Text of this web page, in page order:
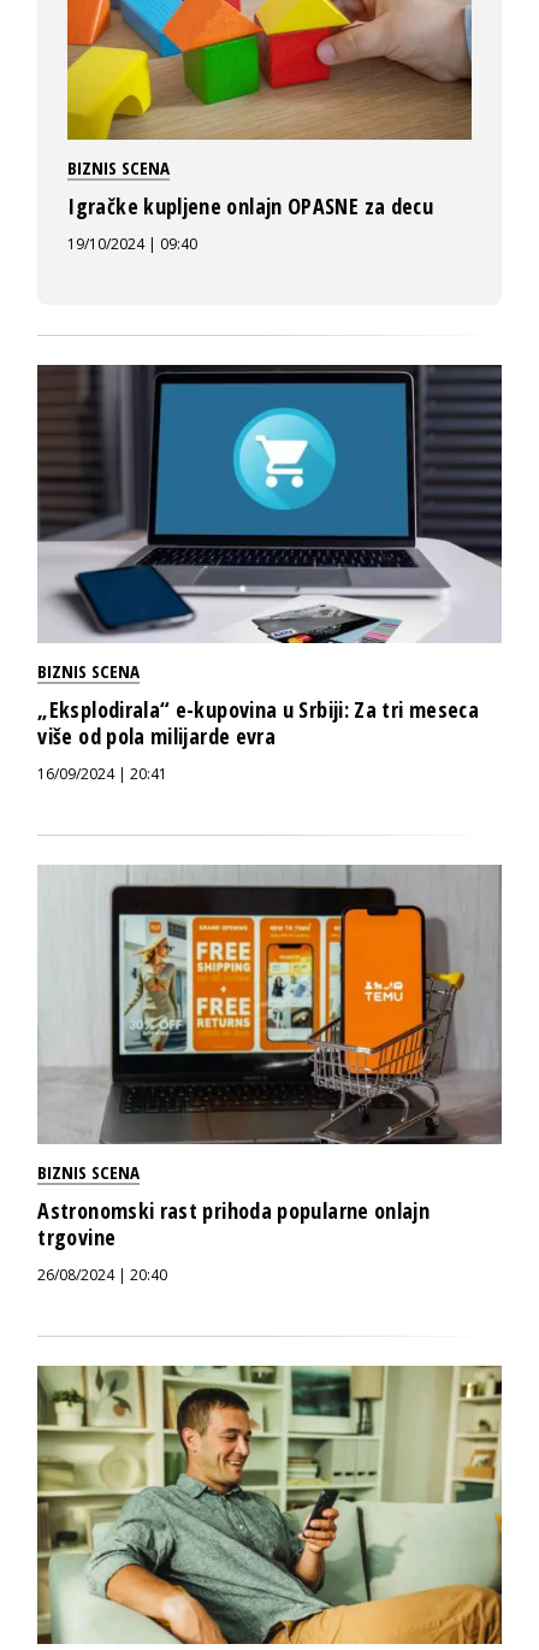
BIZNIS SCENA
Igračke kupljene onlajn OPASNE za decu
19/10/2024 | 09:40
BIZNIS SCENA
„Eksplodirala“ e-kupovina u Srbiji: Za tri meseca
više od pola milijarde evra
16/09/2024 | 20:41
BIZNIS SCENA
Astronomski rast prihoda popularne onlajn
trgovine
26/08/2024 | 20:40